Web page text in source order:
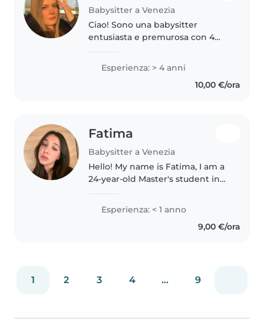
Babysitter a Venezia
Ciao! Sono una babysitter
entusiasta e premurosa con 4
da 1 anno e mezzo ai 10 anni. Mi
piace disegnare, leggere e
giocare con i bambini. Ho un
Esperienza: > 4 anni
10,00 €/ora
Fatima
Babysitter a Venezia
Hello! My name is Fatima, I am a
24-year-old Master's student in
at IUAV University in Venice. I am
caring, responsible, and patient,
Esperienza: < 1 anno
9,00 €/ora
1 2 3 4 ... 9